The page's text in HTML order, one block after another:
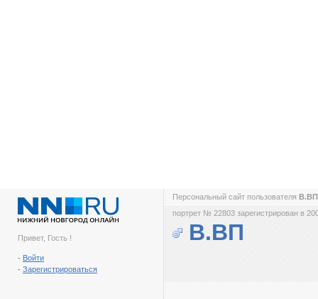
Привет, Гость !
- Войти
- Зарегистрироваться
Персональный сайт пользователя
портрет № 22803 зарегистрирован в
В.ВП